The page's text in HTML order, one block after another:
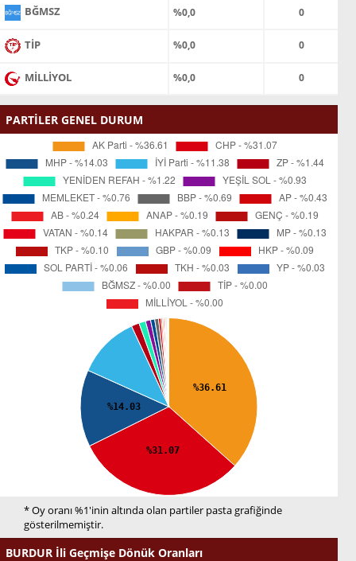
BĞMSZ %0,0 0
TİP %0,0 0
MİLLİYOL %0,0 0
PARTİLER GENEL DURUM
* Oy oranı %1'inin altında olan partiler pasta grafiğinde
gösterilmemiştir.
BURDUR İli Geçmişe Dönük Oranları